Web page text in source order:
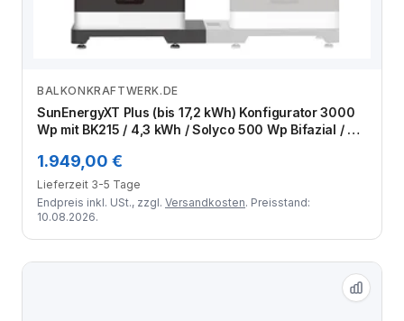
Zum Angebot
BALKONKRAFTWERK.DE
SunEnergyXT Plus (bis 17,2 kWh) Konfigurator 3000
Wp mit BK215 / 4,3 kWh / Solyco 500 Wp Bifazial / 6
1.949,00 €
Lieferzeit 3-5 Tage
Endpreis inkl. USt., zzgl. Versandkosten. Preisstand:
10.08.2026.